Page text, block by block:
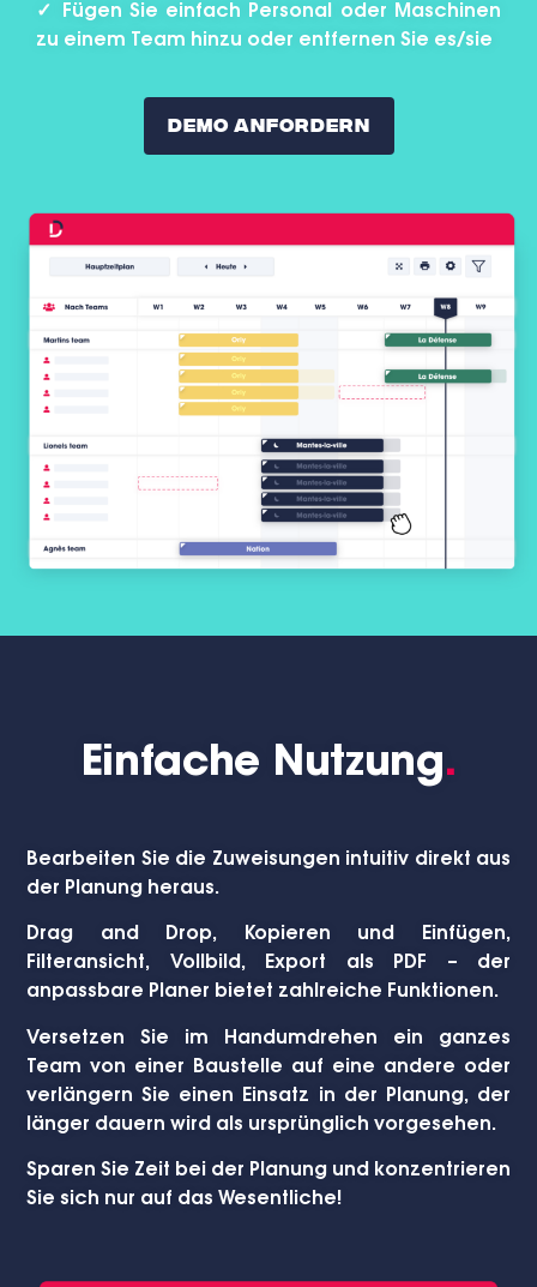
✓ Fügen Sie einfach Personal oder Maschinen
zu einem Team hinzu oder entfernen Sie es/sie
Demo Anfordern
Einfache Nutzung.
Bearbeiten Sie die Zuweisungen intuitiv direkt aus
der Planung heraus.
Drag and Drop, Kopieren und Einfügen,
Filteransicht, Vollbild, Export als PDF – der
anpassbare Planer bietet zahlreiche Funktionen.
Versetzen Sie im Handumdrehen ein ganzes
Team von einer Baustelle auf eine andere oder
verlängern Sie einen Einsatz in der Planung, der
länger dauern wird als ursprünglich vorgesehen.
Sparen Sie Zeit bei der Planung und konzentrieren
Sie sich nur auf das Wesentliche!